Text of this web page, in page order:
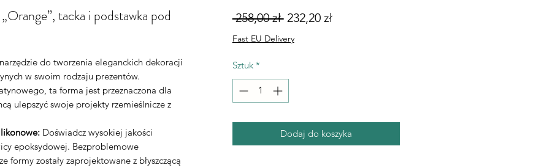
tacka i podstawka pod
do tworzenia eleganckich dekoracji
w swoim rodzaju prezentów.
ta forma jest przeznaczona dla
ulepszyć swoje projekty rzemieślnicze z
Doświadcz wysokiej jakości
epoksydowej. Bezproblemowe
formy zostały zaprojektowane z błyszczącą
258,00 zł Regularna
cena
232,20 złCena
Fast EU Delivery
Sztuk *
Dodaj do koszyka